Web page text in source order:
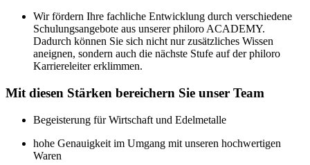
Wir fördern Ihre fachliche Entwicklung durch verschiedene
Schulungsangebote aus unserer philoro ACADEMY.
Dadurch können Sie sich nicht nur zusätzliches Wissen
aneignen, sondern auch die nächste Stufe auf der philoro
Karriereleiter erklimmen.
Mit diesen Stärken bereichern Sie unser Team
Begeisterung für Wirtschaft und Edelmetalle
hohe Genauigkeit im Umgang mit unseren hochwertigen
Waren